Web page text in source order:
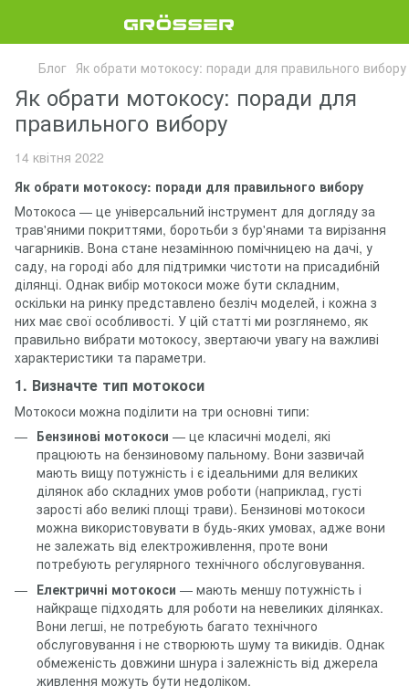
Блог Як обрати мотокосу: поради для правильного вибору
Як обрати мотокосу: поради для
правильного вибору
14 квітня 2022
Як обрати мотокосу: поради для правильного вибору
Мотокоса — це універсальний інструмент для догляду за
трав'яними покриттями, боротьби з бур'янами та вирізання
чагарників. Вона стане незамінною помічницею на дачі, у
саду, на городі або для підтримки чистоти на присадибній
ділянці. Однак вибір мотокоси може бути складним,
оскільки на ринку представлено безліч моделей, і кожна з
них має свої особливості. У цій статті ми розглянемо, як
правильно вибрати мотокосу, звертаючи увагу на важливі
характеристики та параметри.
1. Визначте тип мотокоси
Мотокоси можна поділити на три основні типи:
Бензинові мотокоси — це класичні моделі, які
працюють на бензиновому пальному. Вони зазвичай
мають вищу потужність і є ідеальними для великих
ділянок або складних умов роботи (наприклад, густі
зарості або великі площі трави). Бензинові мотокоси
можна використовувати в будь-яких умовах, адже вони
не залежать від електроживлення, проте вони
потребують регулярного технічного обслуговування.
Електричні мотокоси — мають меншу потужність і
найкраще підходять для роботи на невеликих ділянках.
Вони легші, не потребують багато технічного
обслуговування і не створюють шуму та викидів. Однак
обмеженість довжини шнура і залежність від джерела
живлення можуть бути недоліком.